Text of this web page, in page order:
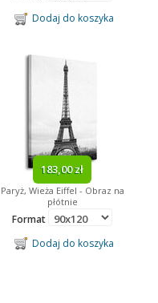
Dodaj do koszyka
183,00 zł
Paryż, Wieża Eiffel - Obraz na
płótnie
Format
Dodaj do koszyka